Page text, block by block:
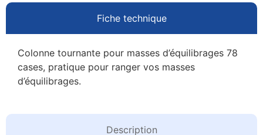
Fiche technique
Description
Colonne tournante pour masses d’équilibrages 78
cases, pratique pour ranger vos masses
d’équilibrages.